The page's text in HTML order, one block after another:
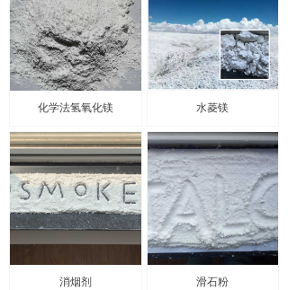
化学法氢氧化镁 水菱镁
消烟剂 滑石粉